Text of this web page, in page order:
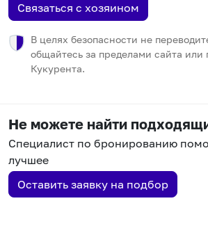
Связаться с хозяином
В целях безопасности не
общайтесь за пределами сайта или
Кукурента.
Не можете найти
Специалист по бронированию
лучшее
Оставить заявку на подбор